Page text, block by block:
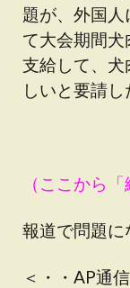
題が、外国
て大会期間
支給して、犬
しいと要請し
（ここから
報道で問題に
＜・・AP通